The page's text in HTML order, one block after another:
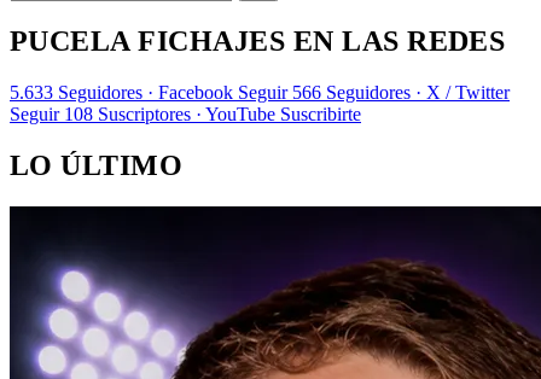
PUCELA FICHAJES EN LAS REDES
5.633 Seguidores · Facebook Seguir 566 Seguidores · X / Twitter
Seguir 108 Suscriptores · YouTube Suscribirte
LO ÚLTIMO